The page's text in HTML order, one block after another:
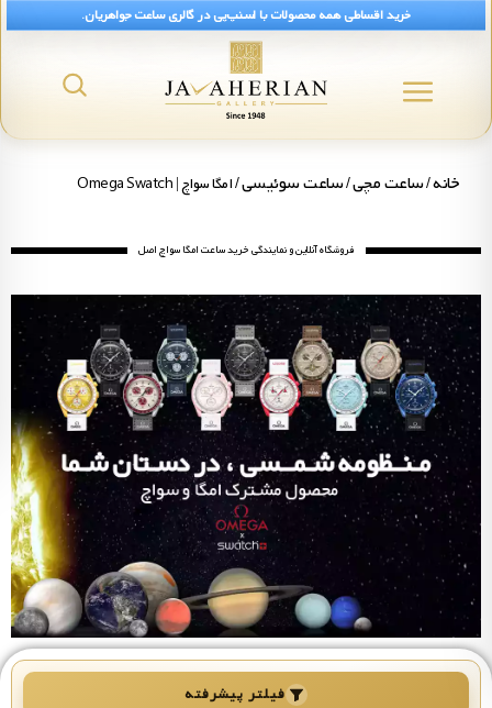
خرید اقساطی همه محصولات با اسنپ‌پی در گالری ساعت جواهریان.
خانه/ساعت مچی/ساعت سوئیسی/ امگا سواچ | Omega Swatch
فروشگاه آنلاین و نمایندگی خرید ساعت امگا سواچ اصل
فیلتر پیشرفته